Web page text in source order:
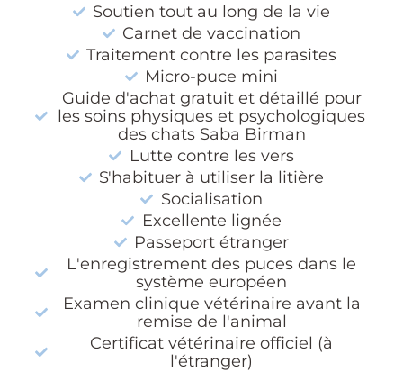
Soutien tout au long de la vie
Carnet de vaccination
Traitement contre les parasites
Micro-puce mini
Guide d'achat gratuit et détaillé pour
les soins physiques et psychologiques
des chats Saba Birman
Lutte contre les vers
S'habituer à utiliser la litière
Socialisation
Excellente lignée
Passeport étranger
L'enregistrement des puces dans le
système européen
Examen clinique vétérinaire avant la
remise de l'animal
Certificat vétérinaire officiel (à
l'étranger)